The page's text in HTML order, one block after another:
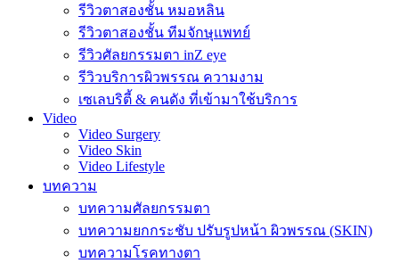
รีวิวตาสองชั้น หมอหลิน
รีวิวตาสองชั้น ทีมจักษุแพทย์
รีวิวศัลยกรรมตา inZ eye
รีวิวบริการผิวพรรณ ความงาม
เซเลบริตี้ & คนดัง ที่เข้ามาใช้บริการ
Video
Video Surgery
Video Skin
Video Lifestyle
บทความ
บทความศัลยกรรมตา
บทความยกกระชับ ปรับรูปหน้า ผิวพรรณ (SKIN)
บทความโรคทางตา